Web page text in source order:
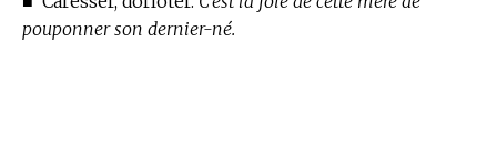
pouponner son dernier-né.